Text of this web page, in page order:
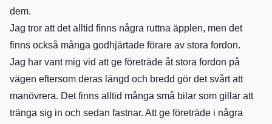
dem.
Jag tror att det alltid finns några ruttna äpplen, men det
finns också många godhjärtade förare av stora fordon.
Jag har vant mig vid att ge företräde åt stora fordon på
vägen eftersom deras längd och bredd gör det svårt att
manövrera. Det finns alltid många små bilar som gillar att
tränga sig in och sedan fastnar. Att ge företräde i några